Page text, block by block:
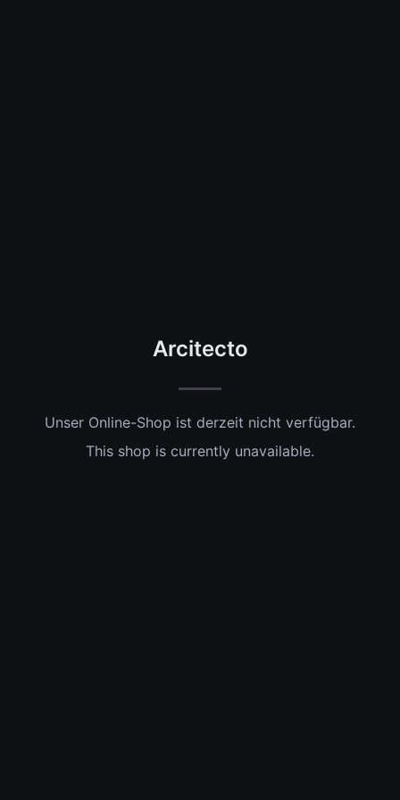
Arcitecto
Unser Online-Shop ist derzeit nicht verfügbar.
This shop is currently unavailable.